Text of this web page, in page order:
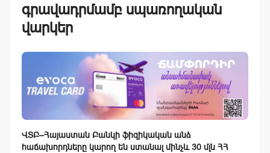
գրավադրմամբ սպառողական
վարկեր
ՎՏԲ–Հայաստան Բանկի ֆիզիկական անձ
հաճախորդները կարող են ստանալ մինչև30 մլն ՀՀ